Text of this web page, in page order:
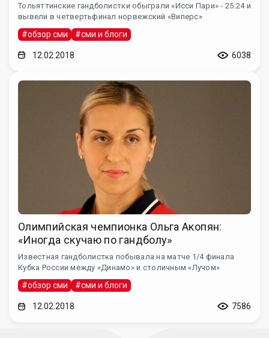
Тольяттинские гандболистки обыграли «Исси Пари» - 25:24 и
вывели в четвертьфинал норвежский «Виперс»
#обзор сми #сми и блоги
12.02.2018 6038
Олимпийская чемпионка Ольга Акопян:
«Иногда скучаю по гандболу»
Известная гандболистка побывала на матче 1/4 финала
Кубка России между «Динамо» и столичным «Лучом»
#обзор сми #сми и блоги
12.02.2018 7586